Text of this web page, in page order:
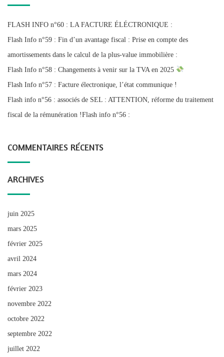
FLASH INFO n°60 : LA FACTURE ÉLÉCTRONIQUE :
Flash Info n°59 : Fin d’un avantage fiscal : Prise en compte des
amortissements dans le calcul de la plus-value immobilière :
Flash Info n°58 : Changements à venir sur la TVA en 2025
Flash Info n°57 : Facture électronique, l’état communique !
Flash info n°56 : associés de SEL : ATTENTION, réforme du traitement
fiscal de la rémunération !Flash info n°56 :
COMMENTAIRES RÉCENTS
ARCHIVES
juin 2025
mars 2025
février 2025
avril 2024
mars 2024
février 2023
novembre 2022
octobre 2022
septembre 2022
juillet 2022